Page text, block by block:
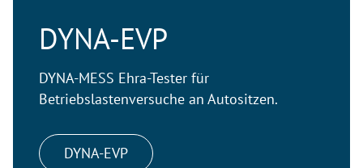
DYNA-EVP
DYNA-MESS Ehra-Tester für
Betriebslastenversuche an Autositzen.
DYNA-EVP